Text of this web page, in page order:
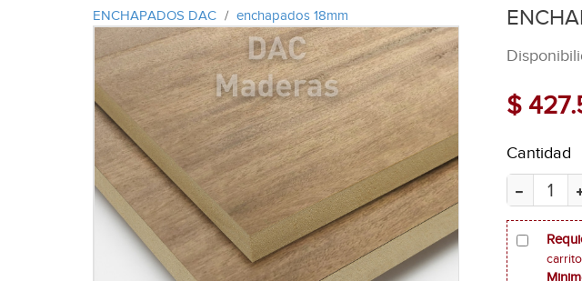
ENCHAPADOS DAC / enchapados 18mm
$
Cantidad